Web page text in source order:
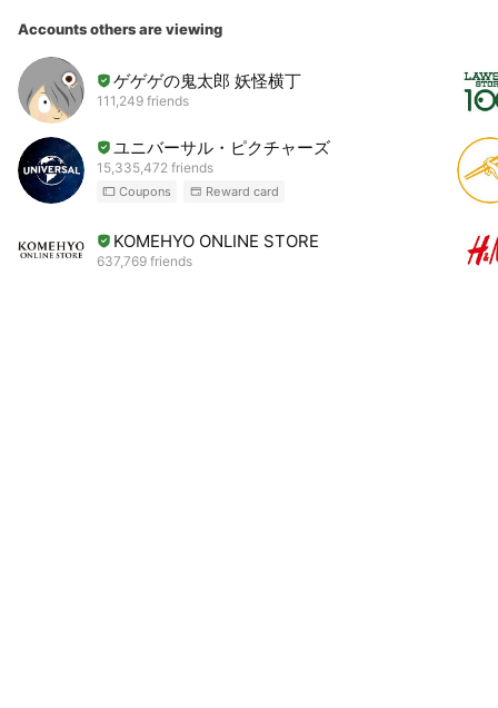
Accounts others are viewing
ゲゲゲの鬼太郎 妖怪横丁
111,249 friends
ユニバーサル・ピクチャーズ
15,335,472 friends
Coupons Reward card
KOMEHYO ONLINE STORE
637,769 friends